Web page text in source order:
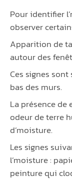
Pour identifier
observer
Apparition de
autour des
Ces signes
bas des murs.
La présence de
odeur de terre
d’moisture.
Les signes
l’moisture :
peinture qui